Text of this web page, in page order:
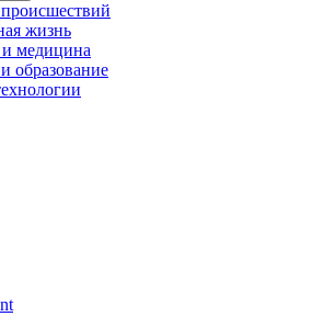
жизнь
и медицина
образование